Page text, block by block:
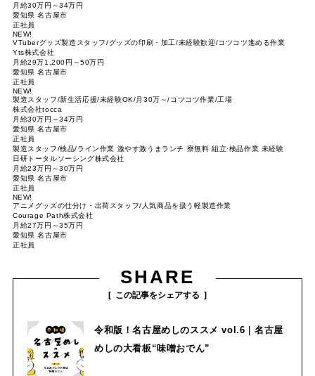
月給30万円～34万円
愛知県 名古屋市
正社員
NEW!
VTuberグッズ製造スタッフ/グッズの印刷・加工/未経験歓迎/コツコツ進める作業
Yts株式会社
月給29万1,200円～50万円
愛知県 名古屋市
正社員
NEW!
製造スタッフ/新生活応援/未経験OK/月30万～/コツコツ作業/工場
株式会社tocca
月給30万円～34万円
愛知県 名古屋市
正社員
製造スタッフ/検品/ライン作業 激やす激うまランチ 寮無料 組立·検品作業 未経験
日研トータルソーシング株式会社
月給23万円～30万円
愛知県 名古屋市
正社員
NEW!
アニメグッズの仕分け・出荷スタッフ/人気商品を扱う軽製造作業
Courage Path株式会社
月給27万円～35万円
愛知県 名古屋市
正社員
SHARE
この記事をシェアする
令和版！名古屋めしのススメ vol.6｜名古屋
めしの大看板“味噌おでん”